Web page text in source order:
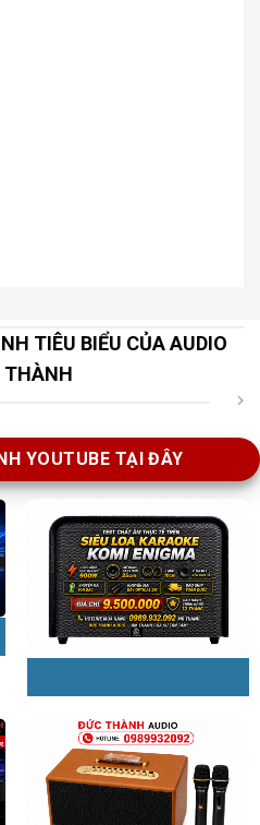
TIÊU BIỂU CỦA AUDIO
YOUTUBE TẠI ĐÂY